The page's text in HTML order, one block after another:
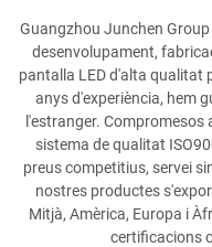
Guangzhou Junchen Group
desenvolupament,
pantalla LED d'alta qualitat
anys d'experiència, hem
l'estranger. Compromesos
sistema de qualitat
preus competitius, servei
nostres productes
Mitjà, Amèrica, Europa i
certificacions